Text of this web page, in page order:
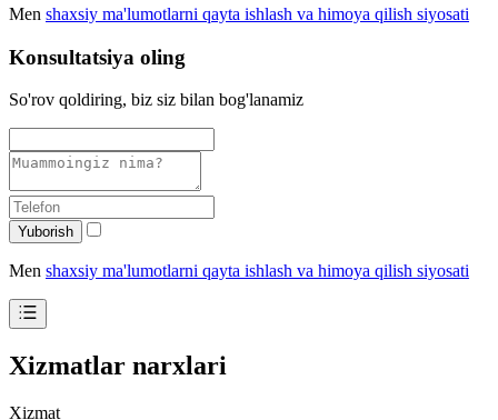
Men shaxsiy ma'lumotlarni qayta ishlash va himoya qilish siyosati
Konsultatsiya oling
So'rov qoldiring, biz siz bilan bog'lanamiz
Yuborish
Men shaxsiy ma'lumotlarni qayta ishlash va himoya qilish siyosati
Xizmatlar narxlari
Xizmat